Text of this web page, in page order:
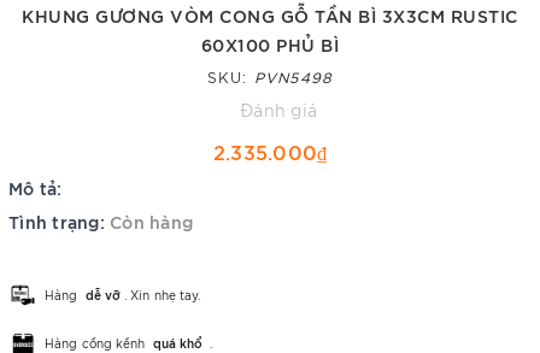
KHUNG GƯƠNG VÒM CONG GỖ TẦN BÌ 3X3CM RUSTIC
60X100 PHỦ BÌ
SKU: PVN5498
Đánh giá
2.335.000₫
Mô tả:
Tình trạng: Còn hàng
Hàng dễ vỡ . Xin nhẹ tay.
Hàng cồng kềnh quá khổ